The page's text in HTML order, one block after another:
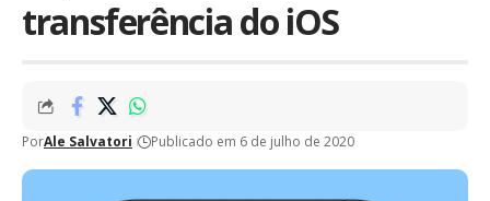
transferência do iOS
PorAle Salvatori Publicado em 6 de julho de 2020